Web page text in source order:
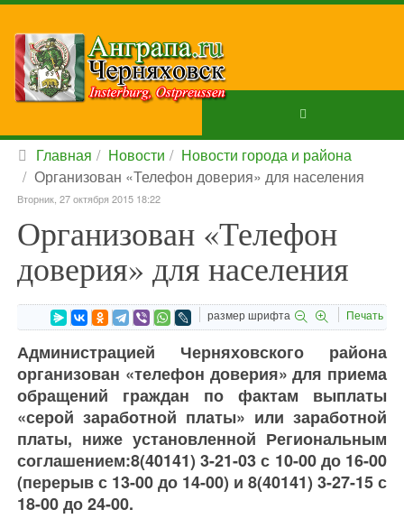
Главная Новости
Новости города и района
Организован «Телефон доверия» для населения
Вторник, 27 октября 2015 18:22
Организован «Телефон
доверия» для населения
размер шрифта Печать
Администрацией Черняховского района
организован «телефон доверия» для приема
обращений граждан по фактам выплаты
«серой заработной платы» или заработной
платы, ниже установленной Региональным
соглашением:8(40141) 3-21-03 с 10-00 до 16-00
(перерыв с 13-00 до 14-00) и 8(40141) 3-27-15 с
18-00 до 24-00.